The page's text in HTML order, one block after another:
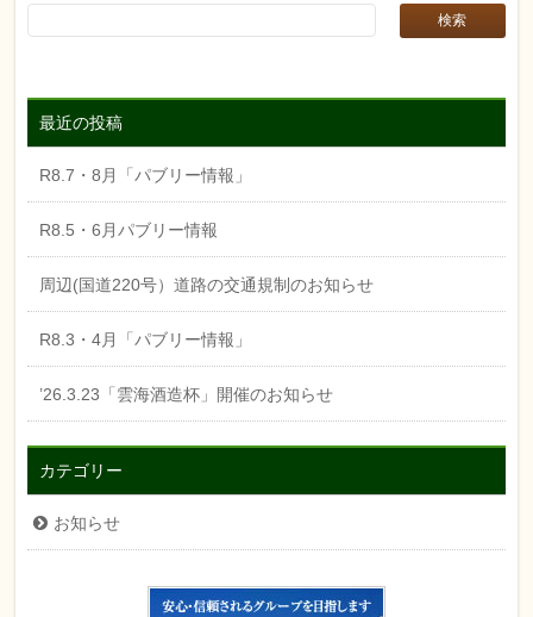
最近の投稿
R8.7・8月「パブリー情報」
R8.5・6月パブリー情報
周辺(国道220号）道路の交通規制のお知らせ
R8.3・4月「パブリー情報」
’26.3.23「雲海酒造杯」開催のお知らせ
カテゴリー
お知らせ